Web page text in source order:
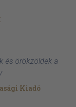
és örökzöldek a
Kiadó